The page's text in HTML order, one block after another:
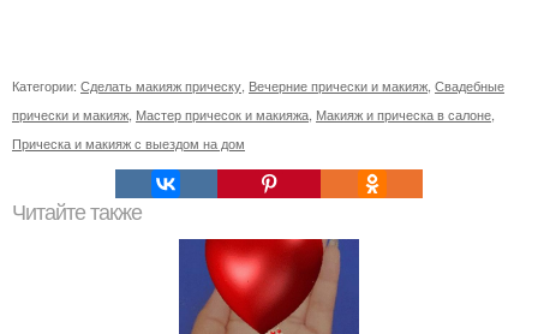
Категории: Сделать макияж прическу Вечерние прически и макияж Свадебные
прически и макияж Мастер причесок и макияжа Макияж и прическа в салоне
Прическа и макияж с выездом на дом
Читайте также